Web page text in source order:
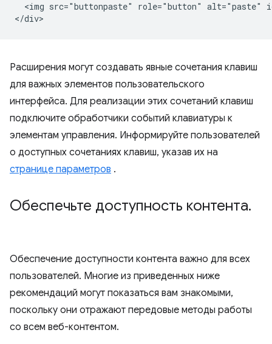
<img src="buttonpaste" role="button" alt="paste"
Расширения могут создавать явные сочетания клавиш
для важных элементов пользовательского
интерфейса. Для реализации этих сочетаний клавиш
подключите обработчики событий клавиатуры к
элементам управления. Информируйте пользователей
о доступных сочетаниях клавиш, указав их на
странице параметров .
Обеспечьте доступность контента.
Обеспечение доступности контента важно для всех
пользователей. Многие из приведенных ниже
рекомендаций могут показаться вам знакомыми,
поскольку они отражают передовые методы работы
со всем веб-контентом.